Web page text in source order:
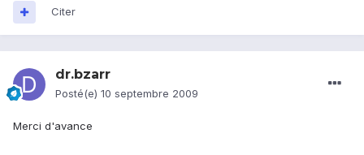
Citer
dr.bzarr
Posté(e) 10 septembre 2009
Merci d'avance